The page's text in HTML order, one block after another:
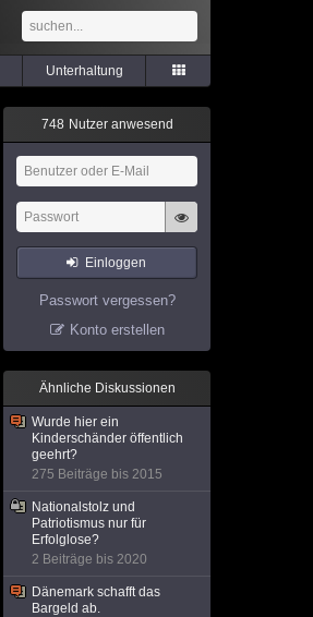
Unterhaltung
748 Nutzer anwesend
Einloggen
Passwort vergessen?
Konto erstellen
Ähnliche Diskussionen
Wurde hier ein
Kinderschänder öffentlich
geehrt?
275 Beiträge bis 2015
Nationalstolz und
Patriotismus nur für
Erfolglose?
2 Beiträge bis 2020
Dänemark schafft das
Bargeld ab.